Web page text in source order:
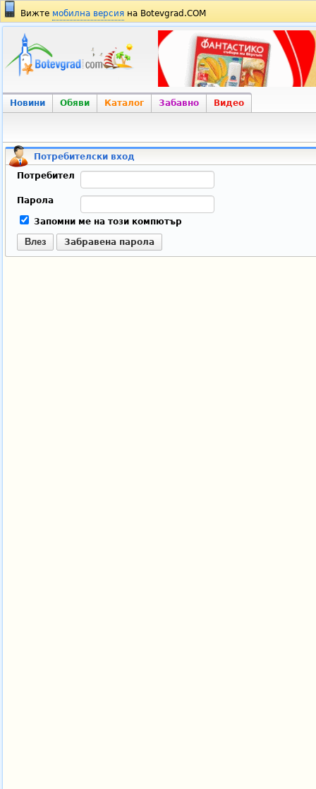
Вижте мобилна версия на Botevgrad.COM
Новини Обяви Каталог Забавно Видео
Потребителски вход
Потребител
Парола
Запомни ме на този компютър
Влез Забравена парола